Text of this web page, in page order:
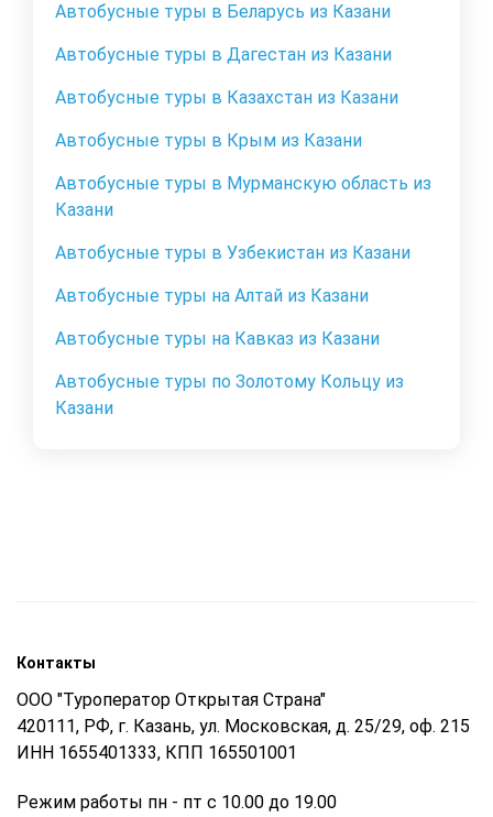
Автобусные туры в Беларусь из Казани
Автобусные туры в Дагестан из Казани
Автобусные туры в Казахстан из Казани
Автобусные туры в Крым из Казани
Автобусные туры в Мурманскую область из
Казани
Автобусные туры в Узбекистан из Казани
Автобусные туры на Алтай из Казани
Автобусные туры на Кавказ из Казани
Автобусные туры по Золотому Кольцу из
Казани
Контакты
ООО "Туроператор Открытая Страна"
420111, РФ, г. Казань, ул. Московская, д. 25/29, оф. 215
ИНН 1655401333, КПП 165501001
Режим работы пн - пт с 10.00 до 19.00